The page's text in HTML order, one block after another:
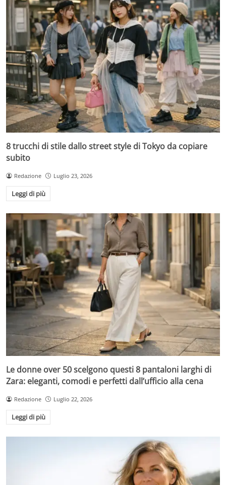
8 trucchi di stile dallo street style di Tokyo da copiare
subito
Redazione Luglio 23, 2026
Leggi di più
Le donne over 50 scelgono questi 8 pantaloni larghi di
Zara: eleganti, comodi e perfetti dall’ufficio alla cena
Redazione Luglio 22, 2026
Leggi di più